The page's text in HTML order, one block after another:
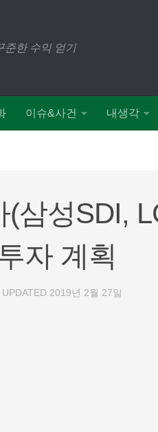
준한 수익 얻기
이슈&사건 내생각
삼성SDI,
자 계획
UPDATED 2019년 2월 27일